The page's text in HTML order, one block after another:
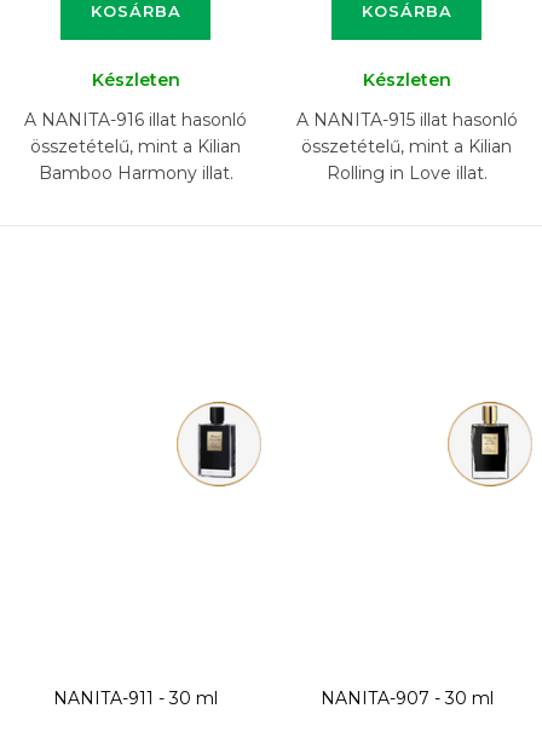
KOSÁRBA
Készleten
A NANITA-916 illat hasonló
összetételű, mint a Kilian
Bamboo Harmony illat.
KOSÁRBA
Készleten
A NANITA-915 illat hasonló
összetételű, mint a Kilian
Rolling in Love illat.
NANITA-911 - 30 ml NANITA-907 - 30 ml